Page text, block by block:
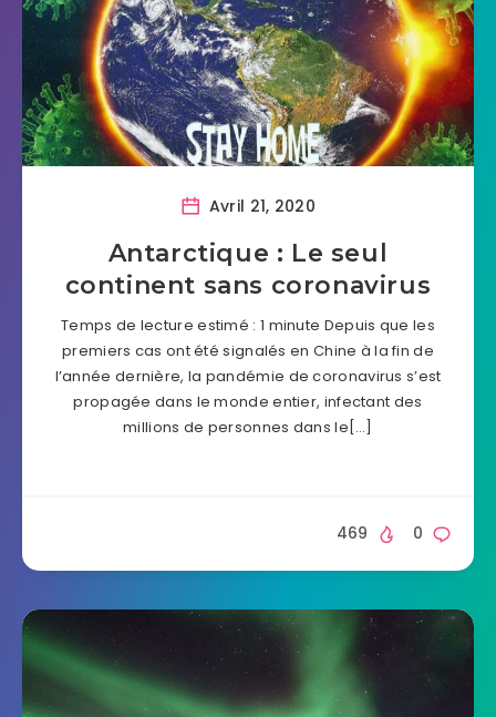
Avril 21, 2020
Antarctique : Le seul
continent sans coronavirus
Temps de lecture estimé : 1 minute Depuis que les
premiers cas ont été signalés en Chine à la fin de
l’année dernière, la pandémie de coronavirus s’est
propagée dans le monde entier, infectant des
millions de personnes dans le[…]
0
469